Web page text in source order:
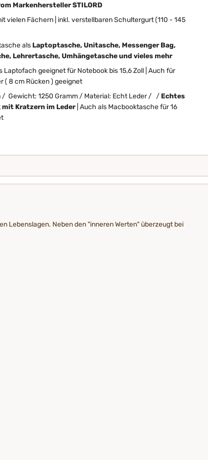
Markenhersteller STILORD
vielen Fächern | inkl. verstellbaren Schultergurt (110 - 145
als Laptoptasche, Unitasche, Messenger Bag,
Lehrertasche, Umhängetasche und vieles mehr
geeignet für Notebook bis 15,6 Zoll | Auch für
( 8 cm Rücken ) geeignet
/ Gewicht: 1250 Gramm / Material: Echt Leder / / Echtes
Kratzern im Leder| Auch als Macbooktasche für 16
Lebenslagen. Neben den "inneren Werten" überzeugt bei